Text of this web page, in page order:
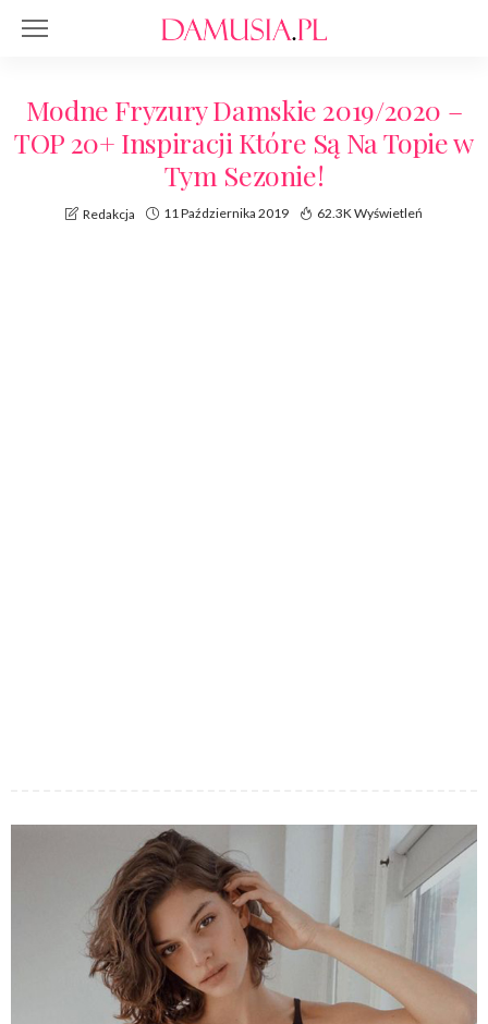
Modne Fryzury Damskie 2019/2020 –
TOP 20+ Inspiracji Które Są Na Topie w
Tym Sezonie!
Redakcja 11 Października 2019 62.3K Wyświetleń